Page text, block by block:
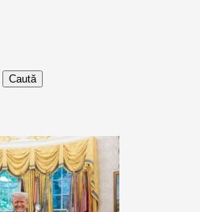
Caută